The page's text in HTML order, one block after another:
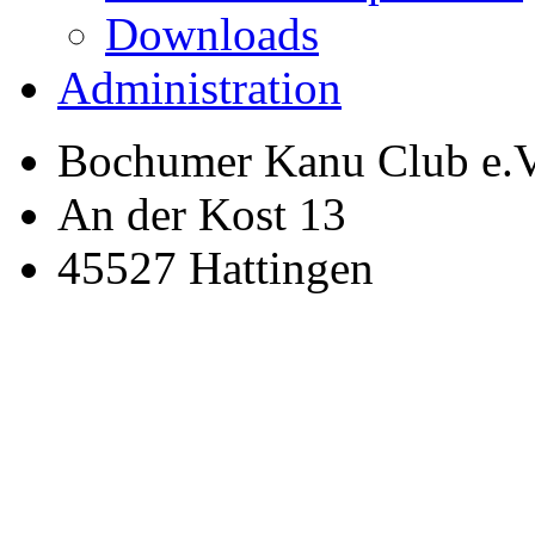
Downloads
Administration
Bochumer Kanu Club
An der Kost 13
45527 Hattingen